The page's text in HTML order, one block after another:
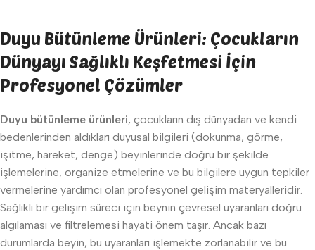
Duyu Bütünleme Ürünleri: Çocukların
Dünyayı Sağlıklı Keşfetmesi İçin
Profesyonel Çözümler
Duyu bütünleme ürünleri, çocukların dış dünyadan ve kendi
bedenlerinden aldıkları duyusal bilgileri (dokunma, görme,
işitme, hareket, denge) beyinlerinde doğru bir şekilde
işlemelerine, organize etmelerine ve bu bilgilere uygun tepkiler
vermelerine yardımcı olan profesyonel gelişim materyalleridir.
Sağlıklı bir gelişim süreci için beynin çevresel uyaranları doğru
algılaması ve filtrelemesi hayati önem taşır. Ancak bazı
durumlarda beyin, bu uyaranları işlemekte zorlanabilir ve bu